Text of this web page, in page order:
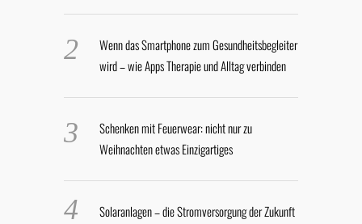
Wenn das Smartphone zum Gesundheitsbegleiter
wird – wie Apps Therapie und Alltag verbinden
Schenken mit Feuerwear: nicht nur zu
Weihnachten etwas Einzigartiges
Solaranlagen – die Stromversorgung der Zukunft